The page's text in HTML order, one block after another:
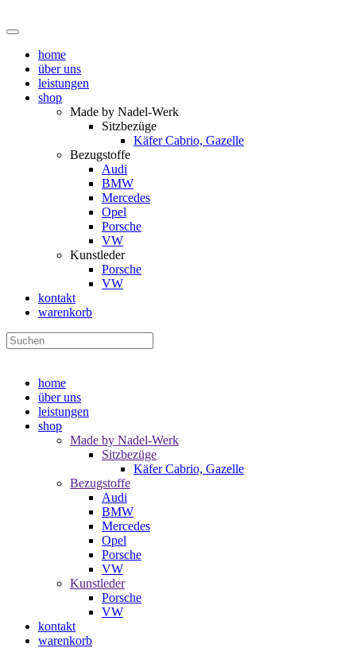
home
über uns
leistungen
shop
Made by Nadel-Werk
Sitzbezüge
Käfer Cabrio, Gazelle
Bezugstoffe
Audi
BMW
Mercedes
Opel
Porsche
VW
Kunstleder
Porsche
VW
kontakt
warenkorb
home
über uns
leistungen
shop
Made by Nadel-Werk
Sitzbezüge
Käfer Cabrio, Gazelle
Bezugstoffe
Audi
BMW
Mercedes
Opel
Porsche
VW
Kunstleder
Porsche
VW
kontakt
warenkorb